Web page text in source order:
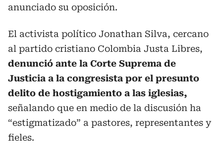
anunciado su oposición.
El activista político Jonathan Silva, cercano
al partido cristiano Colombia Justa Libres,
denunció ante la Corte Suprema de
Justicia a la congresista por el presunto
delito de hostigamiento a las iglesias,
señalando que en medio de la discusión ha
“estigmatizado” a pastores, representantes y
fieles.